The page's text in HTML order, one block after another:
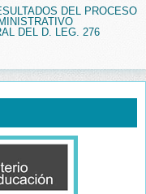
DEL PROCESO
DEL D. LEG. 276